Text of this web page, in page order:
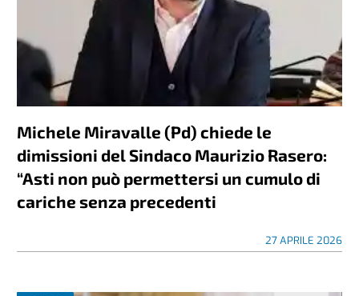
Michele Miravalle (Pd) chiede le
dimissioni del Sindaco Maurizio Rasero:
“Asti non può permettersi un cumulo di
cariche senza precedenti
27 APRILE 2026